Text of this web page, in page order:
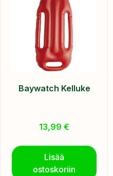
Baywatch Kelluke
13,99 €
Lisää
ostoskoriin